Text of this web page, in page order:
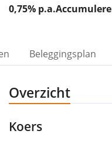
0,75% p.a.
Beleggingsplan
Overzicht
Koers